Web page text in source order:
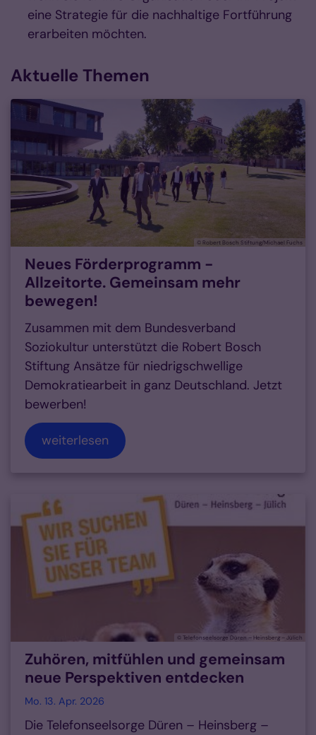
eine Strategie für die nachhaltige Fortführung
erarbeiten möchten.
Aktuelle Themen
© Robert Bosch Stiftung/Michael Fuchs
Neues Förderprogramm -
Allzeitorte. Gemeinsam mehr
bewegen!
Zusammen mit dem Bundesverband
Soziokultur unterstützt die Robert Bosch
Stiftung Ansätze für niedrigschwellige
Demokratiearbeit in ganz Deutschland. Jetzt
bewerben!
weiterlesen
© Telefonseelsorge Düren – Heinsberg – Jülich
Zuhören, mitfühlen und gemeinsam
neue Perspektiven entdecken
Mo. 13. Apr. 2026
Die Telefonseelsorge Düren – Heinsberg –